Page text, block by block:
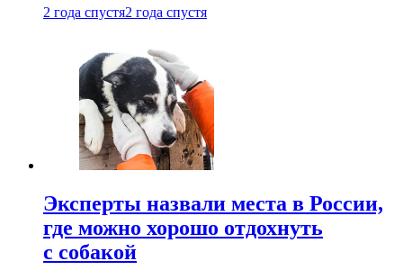
2 года спустя2 года спустя
Эксперты назвали места в России,
где можно хорошо отдохнуть
с собакой